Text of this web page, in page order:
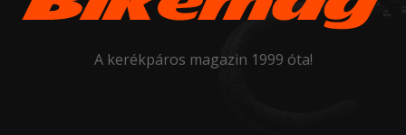
A kerékpáros magazin 1999 óta!